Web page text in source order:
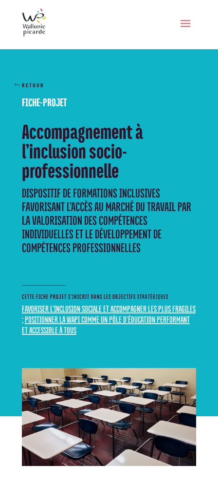
RETOUR
FICHE-PROJET
Accompagnement à
l’inclusion socio-
professionnelle
DISPOSITIF DE FORMATIONS INCLUSIVES
FAVORISANT L’ACCÈS AU MARCHÉ DU TRAVAIL PAR
LA VALORISATION DES COMPÉTENCES
INDIVIDUELLES ET LE DÉVELOPPEMENT DE
COMPÉTENCES PROFESSIONNELLES
CETTE FICHE PROJET S’INSCRIT DANS LES OBJECTIFS STRATÉGIQUES
FAVORISER L’INCLUSION SOCIALE ET ACCOMPAGNER LES PLUS FRAGILES
;POSITIONNER LA WAPI COMME UN PÔLE D’ÉDUCATION PERFORMANT
ET ACCESSIBLE À TOUS